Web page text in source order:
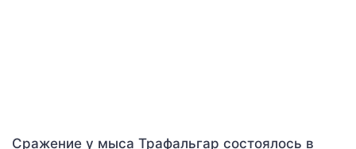
Сражение у мыса Трафальгар состоялось в